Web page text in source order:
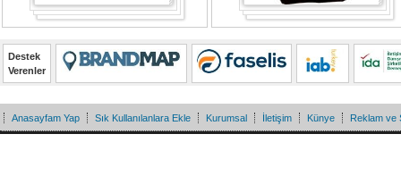
Destek
Verenler
Anasayfam Yap Sık Kullanılanlara Ekle Kurumsal İletişim Künye Reklam ve